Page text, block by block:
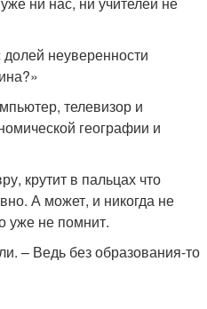
неуверенности
телевизор и
географии и
крутит в пальцах что
А может, и никогда не
уже не помнит.
– Ведь без образования-то